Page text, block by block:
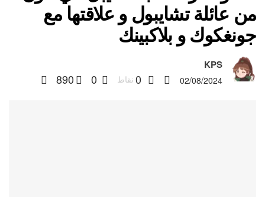
من عائلة تشايبول و علاقتها مع
جونغكوك و بلاكبينك
KPS
02/08/2024
0 نقاط 0
890